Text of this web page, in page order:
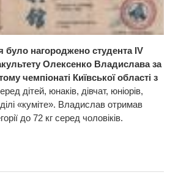
нагороджено студента IV
Олексенко Владислава за
чемпіонаті Київської області з
дітей, юнаків, дівчат, юніорів,
«куміте». Владислав отримав
до 72 кг серед чоловіків.